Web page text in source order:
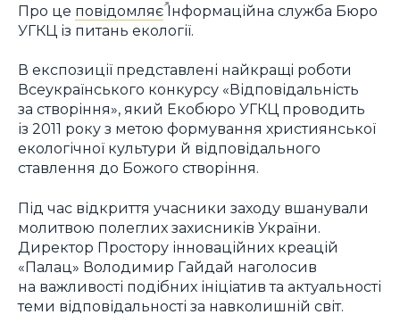
Про це повідомляєІнформаційна служба Бюро
УГКЦ із питань екології.
В експозиції представлені найкращі роботи
Всеукраїнського конкурсу «Відповідальність
за створіння», який Екобюро УГКЦ проводить
із 2011 року з метою формування християнської
екологічної культури й відповідального
ставлення до Божого створіння.
Під час відкриття учасники заходу вшанували
молитвою полеглих захисників України.
Директор Простору інноваційних креацій
«Палац» Володимир Гайдай наголосив
на важливості подібних ініціатив та актуальності
теми відповідальності за навколишній світ.